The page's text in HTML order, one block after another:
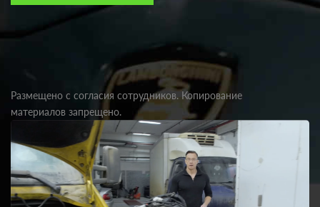
Размещено с согласия сотрудников. Копирование
материалов запрещено.